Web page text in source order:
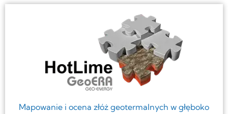
Mapowanie i ocena złóż geotermalnych w głęboko